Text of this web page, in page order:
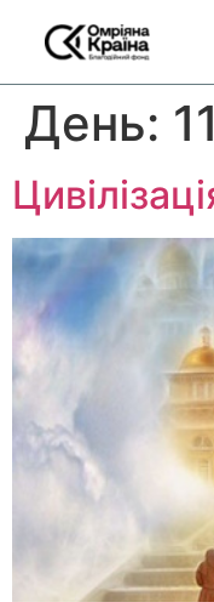
День: